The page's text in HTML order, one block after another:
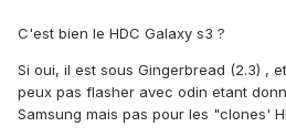
C'est bien le HDC Galaxy s3 ?
Si oui, il est sous Gingerbread (2.3) ,
peux pas flasher avec odin etant
Samsung mais pas pour les "clones'